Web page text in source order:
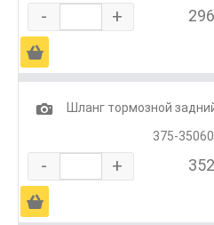
- +
Ä
1
Шланг тормозной
375-
- +
Ä